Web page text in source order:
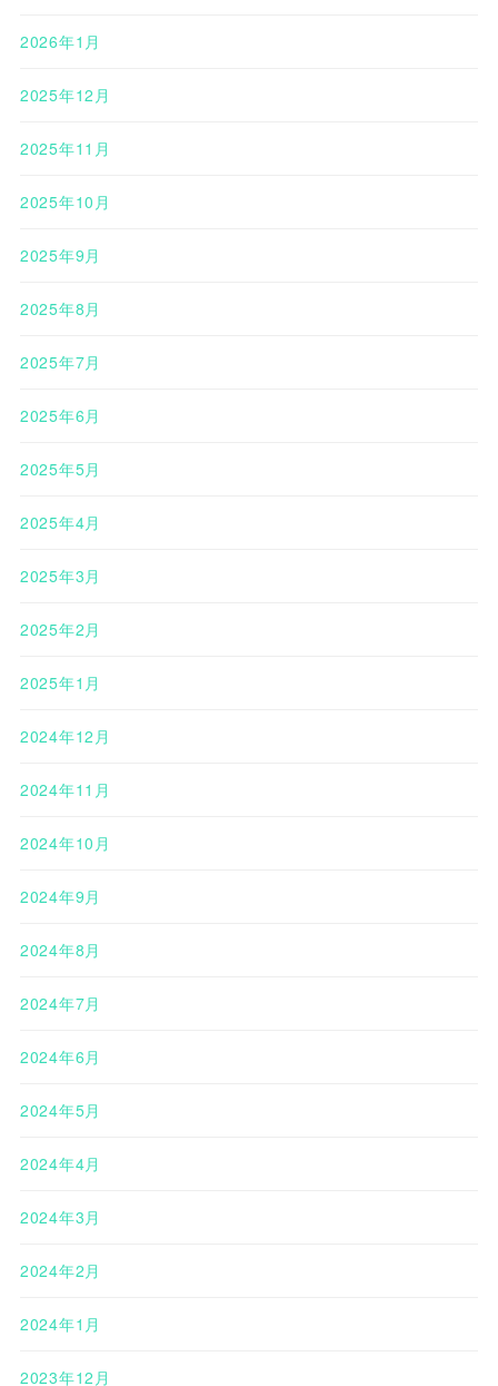
2026年1月
2025年12月
2025年11月
2025年10月
2025年9月
2025年8月
2025年7月
2025年6月
2025年5月
2025年4月
2025年3月
2025年2月
2025年1月
2024年12月
2024年11月
2024年10月
2024年9月
2024年8月
2024年7月
2024年6月
2024年5月
2024年4月
2024年3月
2024年2月
2024年1月
2023年12月